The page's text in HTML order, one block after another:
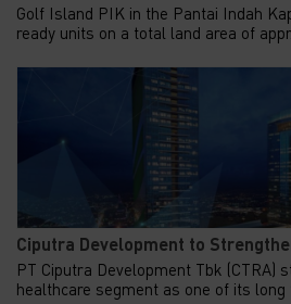
Golf Island PIK in the Pantai Indah
ready units on a total land area of appr...
Ciputra Development to
PT Ciputra Development Tbk (CTRA)
healthcare segment as one of its long